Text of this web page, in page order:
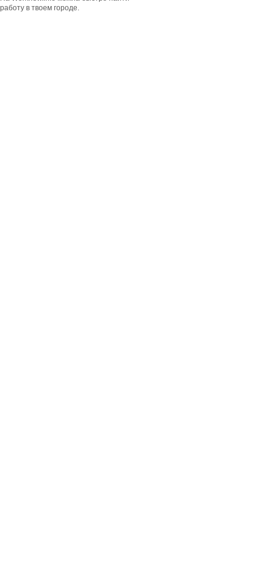
работу в твоем городе.